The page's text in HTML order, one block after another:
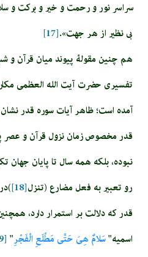
سراسر نور و رحمت و خير و بركت و
بى نظير از هر جهت».[17]
هم چنین مقولۀ پیوند میان قرآن و
تفسیری حضرت آیت الله العظمی
آمده است؛ ظاهر آيات سوره قدر
قدر مخصوص زمان نزول قرآن و عصر
نبوده، بلكه همه سال تا پايان جهان
رو تعبير به فعل مضارع (تنزل[18]
قدر كه دلالت بر استمرار دارد،
اسميه"سَلامٌ هِيَ حَتَّى مَطْلَعِ الْفَجْرِ"
[19]